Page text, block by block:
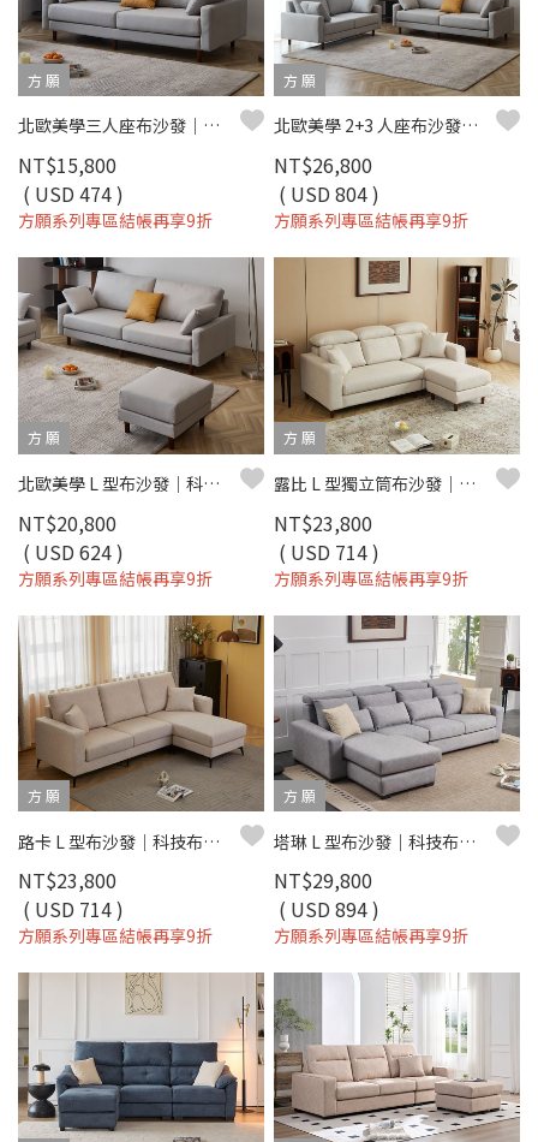
方 願
北歐美學三人座布沙發｜科技布 × 獨立筒彈簧 × 可拆洗布套 – 方願系列
NT$15,800
( USD 474 )
方願系列專區結帳再享9折
方 願
北歐美學 2+3 人座布沙發｜科技布 × 獨立筒坐墊 × 可拆洗布套 – 方願系列
NT$26,800
( USD 804 )
方願系列專區結帳再享9折
方 願
北歐美學 L 型布沙發｜科技布 × 獨立筒坐墊 × 可拆洗布套 – 方願系列
NT$20,800
( USD 624 )
方願系列專區結帳再享9折
方 願
露比 L 型獨立筒布沙發｜獨立筒彈簧 × 可拆洗布套 × 平價小宅首選 – 方願系列
NT$23,800
( USD 714 )
方願系列專區結帳再享9折
方 願
路卡 L 型布沙發｜科技布防刮 × 活動腳椅 × 小宅平價首選 – 方願系列
NT$23,800
( USD 714 )
方願系列專區結帳再享9折
方 願
塔琳 L 型布沙發｜科技布防刮 × 可調式頭枕 × 小宅舒適首選 – 方願系列
NT$29,800
( USD 894 )
方願系列專區結帳再享9折